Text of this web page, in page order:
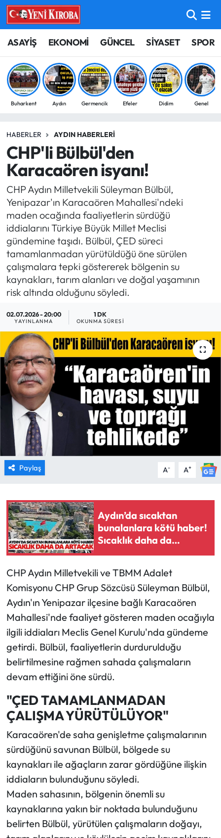
ASAYİŞ EKONOMİ GÜNCEL SİYASET SPOR
Buharkent Aydın Germencik Efeler Didim Genel
HABERLER AYDIN HABERLERI
CHP'li Bülbül'den
Karacaören isyanı!
CHP Aydın Milletvekili Süleyman Bülbül,
Yenipazar'ın Karacaören Mahallesi'ndeki
maden ocağında faaliyetlerin sürdüğü
iddialarını Türkiye Büyük Millet Meclisi
gündemine taşıdı. Bülbül, ÇED süreci
tamamlanmadan yürütüldüğü öne sürülen
çalışmalara tepki göstererek bölgenin su
kaynakları, tarım alanları ve doğal yaşamının
risk altında olduğunu söyledi.
02.07.2026 - 20:00
YAYINLANMA
1 DK
OKUNMA SÜRESI
Paylaş A- A+
Aydın’da sıcaktan
bunalanlara kötü haber!
Sıcaklık daha da
artacak
CHP Aydın Milletvekili ve TBMM Adalet
Komisyonu CHP Grup Sözcüsü Süleyman Bülbül,
Aydın'ın Yenipazar ilçesine bağlı Karacaören
Mahallesi'nde faaliyet gösteren maden ocağıyla
ilgili iddiaları Meclis Genel Kurulu'nda gündeme
getirdi. Bülbül, faaliyetlerin durdurulduğu
belirtilmesine rağmen sahada çalışmaların
devam ettiğini öne sürdü.
"ÇED TAMAMLANMADAN
ÇALIŞMA YÜRÜTÜLÜYOR"
Karacaören'de saha genişletme çalışmalarının
sürdüğünü savunan Bülbül, bölgede su
kaynakları ile ağaçların zarar gördüğüne ilişkin
iddiaların bulunduğunu söyledi.
Maden sahasının, bölgenin önemli su
kaynaklarına yakın bir noktada bulunduğunu
belirten Bülbül, yürütülen çalışmaların doğayı,
ASAYİŞ
BİLİM-TEKNOLOJİ
ÇEVRE
EĞİTİM
EKONOMİ
GÜNCEL
GÜNDEM
MAGAZİN
SAĞLIK
SİYASET
SPOR
TARIM
TURİZM
YAŞAM
RESMİ İLANLAR
HABER İLAN
Aydın Nöbetçi Eczaneler
Aydın Hava Durumu
Aydin Namaz Vakitleri
Süper Lig Puan Durumu ve Fikstür
Tüm Manşetler
Son Dakika Haberleri
Haber Arşivi